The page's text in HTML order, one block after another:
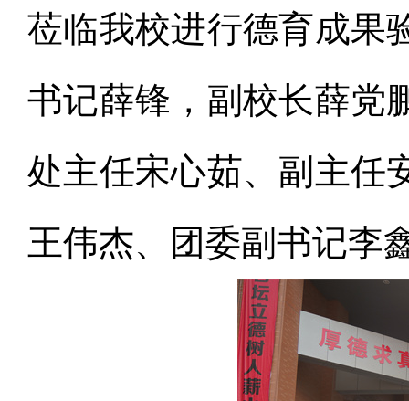
莅临我校进行德育成果
书记薛锋，副校长薛党
处主任宋心茹、副主任
王伟杰、团委副书记李